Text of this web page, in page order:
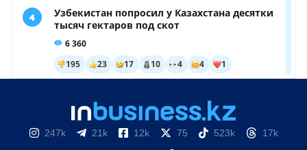
247k 21k 12k 75 523k 17k